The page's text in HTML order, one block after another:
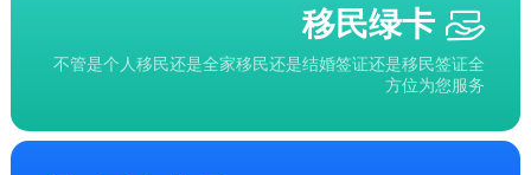
移民绿卡
不管是个人移民还是全家移民还是结婚签证还是移民签证全
方位为您服务